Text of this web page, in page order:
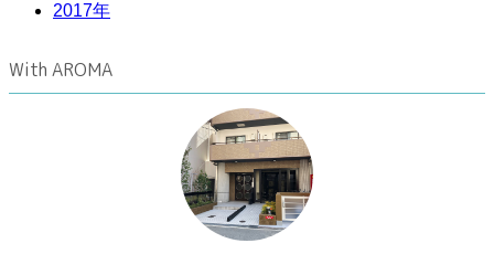
2017年
With AROMA